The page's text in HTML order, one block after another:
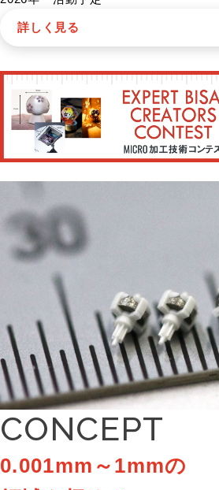
詳しく見る
CONCEPT
0.001mm～1mmの